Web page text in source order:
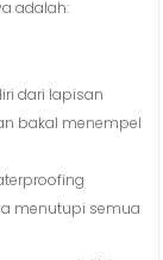
adalah:
dari lapisan
bakal menempel
menutupi semua